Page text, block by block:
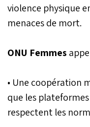
violence physique
menaces de mort.
ONU Femmes
• Une coopération
que les
respectent les